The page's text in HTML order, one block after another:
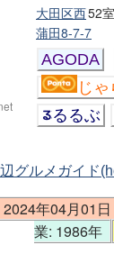
52室
大田区西
蒲田8-7-7
AGODA
じ
るるぶ
グルメガイド
年04月01日
業: 1986年